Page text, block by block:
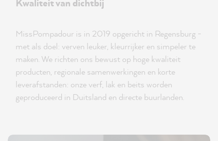
MissPompadour is in 2019 opgericht in Regensburg -
met als doel: verven leuker, kleurrijker en simpeler te
maken. We richten ons bewust op hoge kwaliteit
producten, regionale samenwerkingen en korte
leverafstanden: onze verf, lak en beits worden
geproduceerd in Duitsland en directe buurlanden.